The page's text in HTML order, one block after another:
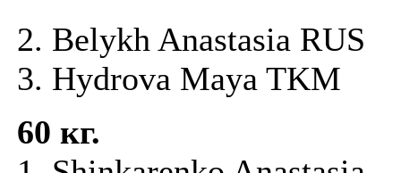
2. Belykh Anastasia RUS
3. Hydrova Maya TKM
60 кг.